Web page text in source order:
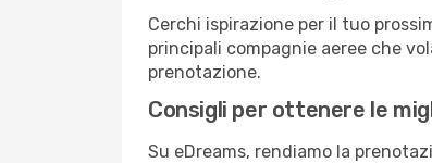
Cerchi ispirazione per il tuo
principali compagnie aeree che
prenotazione.
Consigli per ottenere le
Su eDreams, rendiamo la